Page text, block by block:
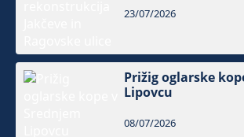
23/07/2026
Prižig oglarske
Lipovcu
08/07/2026